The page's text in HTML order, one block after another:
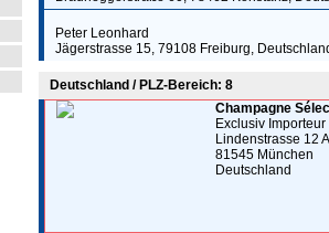
Peter Leonhard
Jägerstrasse 15, 79108 Freiburg,
Deutschland / PLZ-Bereich: 8
Champagne
Exclusiv Importeur
Lindenstrasse 12 A
81545 München
Deutschland